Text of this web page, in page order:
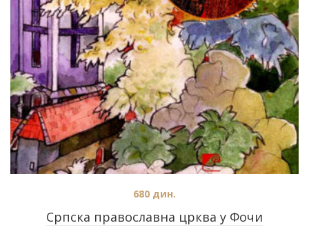
Српска православна црква у Фочи
680 дин.